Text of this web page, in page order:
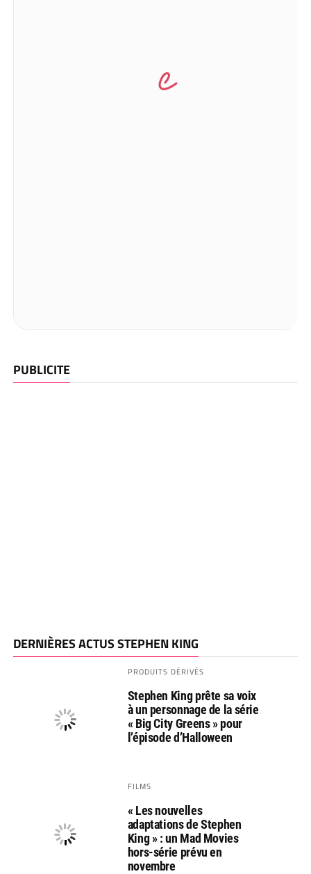
PUBLICITE
DERNIÈRES ACTUS STEPHEN KING
PRODUITS DÉRIVÉS
Stephen King prête sa voix
à un personnage de la série
« Big City Greens » pour
l’épisode d’Halloween
FILMS
« Les nouvelles
adaptations de Stephen
King » : un Mad Movies
hors-série prévu en
novembre